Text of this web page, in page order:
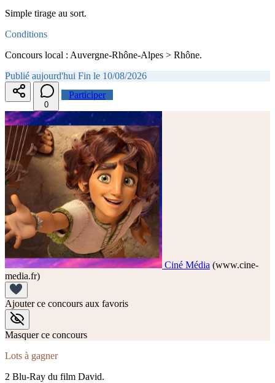
Simple tirage au sort.
Conditions
Concours local : Auvergne-Rhône-Alpes > Rhône.
Publié aujourd'hui Fin le 10/08/2026
0
Participer
Ciné Média (www.cine-
media.fr)
Ajouter ce concours aux favoris
Masquer ce concours
Lots à gagner
2 Blu-Ray du film David.